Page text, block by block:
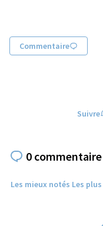
Commentaire
Suivre
0 commentaire
Les mieux notés Les